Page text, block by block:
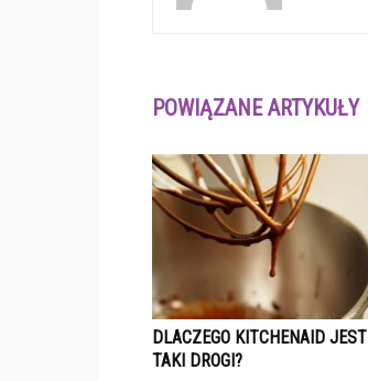
POWIĄZANE ARTYKUŁY
DLACZEGO KITCHENAID JEST
TAKI DROGI?